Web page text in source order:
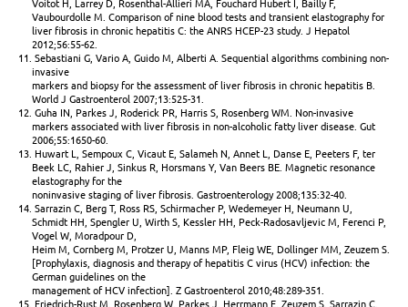
Vaubourdolle M. Comparison of nine blood tests and transient elastography for
liver fibrosis in chronic hepatitis C: the ANRS HCEP-23 study. J Hepatol
2012;56:55-62.
11. Sebastiani G, Vario A, Guido M, Alberti A. Sequential algorithms combining non-
invasive
markers and biopsy for the assessment of liver fibrosis in chronic hepatitis B.
World J Gastroenterol 2007;13:525-31.
12. Guha IN, Parkes J, Roderick PR, Harris S, Rosenberg WM. Non-invasive
markers associated with liver fibrosis in non-alcoholic fatty liver disease. Gut
2006;55:1650-60.
13. Huwart L, Sempoux C, Vicaut E, Salameh N, Annet L, Danse E, Peeters F, ter
Beek LC, Rahier J, Sinkus R, Horsmans Y, Van Beers BE. Magnetic resonance
elastography for the
noninvasive staging of liver fibrosis. Gastroenterology 2008;135:32-40.
14. Sarrazin C, Berg T, Ross RS, Schirmacher P, Wedemeyer H, Neumann U,
Schmidt HH, Spengler U, Wirth S, Kessler HH, Peck-Radosavljevic M, Ferenci P,
Vogel W, Moradpour D,
Heim M, Cornberg M, Protzer U, Manns MP, Fleig WE, Dollinger MM, Zeuzem S.
[Prophylaxis, diagnosis and therapy of hepatitis C virus (HCV) infection: the
German guidelines on the
management of HCV infection]. Z Gastroenterol 2010;48:289-351.
15. Friedrich-Rust M, Rosenberg W, Parkes J, Herrmann E, Zeuzem S, Sarrazin C.